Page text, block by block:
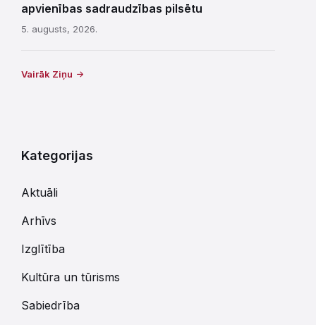
apvienības sadraudzības pilsētu
5. augusts, 2026.
Vairāk Ziņu
Kategorijas
Aktuāli
Arhīvs
Izglītība
Kultūra un tūrisms
Sabiedrība